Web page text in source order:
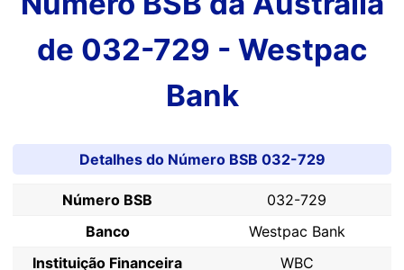
de 032-729 - Westpac
Bank
Detalhes do Número BSB 032-729
Número BSB
032-729
Banco
Westpac Bank
Instituição Financeira
WBC